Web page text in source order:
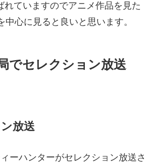
れていますのでアニメ作品を見た
中心に見ると良いと思います。
でセレクション放送
放送
ーハンターがセレクション放送さ